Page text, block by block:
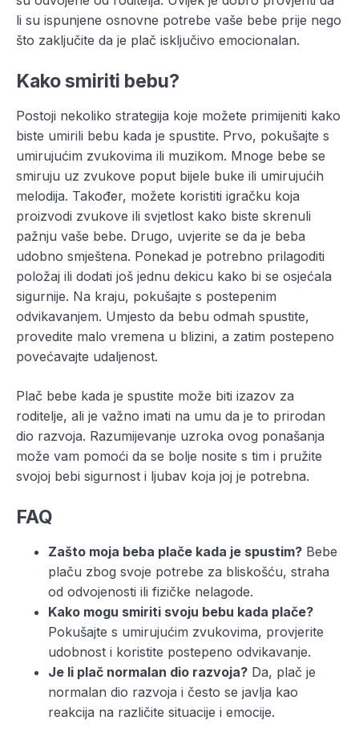
li su ispunjene osnovne potrebe vaše bebe prije nego
što zaključite da je plač isključivo emocionalan.
Kako smiriti bebu?
Postoji nekoliko strategija koje možete primijeniti kako
biste umirili bebu kada je spustite. Prvo, pokušajte s
umirujućim zvukovima ili muzikom. Mnoge bebe se
smiruju uz zvukove poput bijele buke ili umirujućih
melodija. Također, možete koristiti igračku koja
proizvodi zvukove ili svjetlost kako biste skrenuli
pažnju vaše bebe. Drugo, uvjerite se da je beba
udobno smještena. Ponekad je potrebno prilagoditi
položaj ili dodati još jednu dekicu kako bi se osjećala
sigurnije. Na kraju, pokušajte s postepenim
odvikavanjem. Umjesto da bebu odmah spustite,
provedite malo vremena u blizini, a zatim postepeno
povećavajte udaljenost.
Plač bebe kada je spustite može biti izazov za
roditelje, ali je važno imati na umu da je to prirodan
dio razvoja. Razumijevanje uzroka ovog ponašanja
može vam pomoći da se bolje nosite s tim i pružite
svojoj bebi sigurnost i ljubav koja joj je potrebna.
FAQ
Zašto moja beba plače kada je spustim? Bebe
plaču zbog svoje potrebe za bliskošću, straha
od odvojenosti ili fizičke nelagode.
Kako mogu smiriti svoju bebu kada plače?
Pokušajte s umirujućim zvukovima, provjerite
udobnost i koristite postepeno odvikavanje.
Je li plač normalan dio razvoja? Da, plač je
normalan dio razvoja i često se javlja kao
reakcija na različite situacije i emocije.